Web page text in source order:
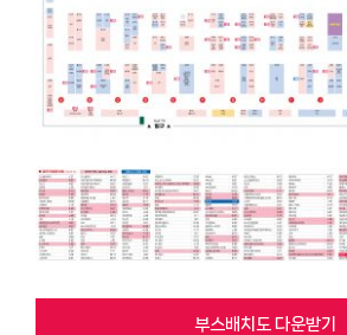
부스배치도 다운받기